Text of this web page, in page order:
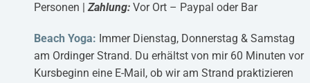
Personen |Zahlung: Vor Ort – Paypal oder Bar
Beach Yoga: Immer Dienstag, Donnerstag & Samstag
am Ordinger Strand. Du erhältst von mir 60 Minuten vor
Kursbeginn eine E-Mail, ob wir am Strand praktizieren